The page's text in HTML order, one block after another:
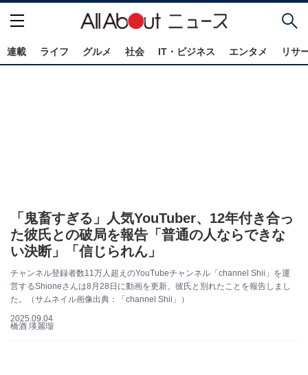
連載 ライフ グルメ 社会 IT・ビジネス エンタメ リサ
「鬼畜すぎる」人気YouTuber、12年付き合っ
た彼氏との破局を報告「普通の人ならできな
い決断」「信じられん」
チャンネル登録者数11万人超えのYouTubeチャンネル「channel Shii」を運
営するShioneさんは8月28日に動画を更新。彼氏と別れたことを報告しまし
た。（サムネイル画像出典：「channel Shii」）
2025.09.04
橋酒 瑛麗瑠